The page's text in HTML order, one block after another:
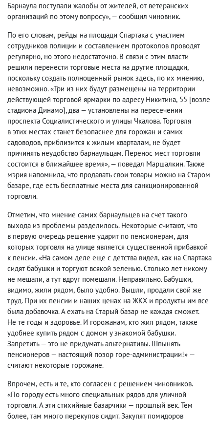
Барнаула поступали жалобы от жителей, от ветеранских
организаций по этому вопросу», — сообщил чиновник.
По его словам, рейды на площади Спартака с участием
сотрудников полиции и составлением протоколов проводят
регулярно, но этого недостаточно. В связи с этим власти
решили перенести торговые места на другие площадки,
поскольку создать полноценный рынок здесь, по их мнению,
невозможно. «Три из них будут размещены на территории
действующей торговой ярмарки по адресу Никитина, 55 [возле
стадиона Динамо], два — установлены на пересечении
проспекта Социалистического и улицы Чкалова. Торговля
в этих местах станет безопаснее для горожан и самих
садоводов, приблизится к жилым кварталам, не будет
причинять неудобство барнаульцам. Перенос мест торговли
состоится в ближайшее время», — поведал Маршалкин. Также
мэрия напомнила, что продавать свои товары можно на Старом
базаре, где есть бесплатные места для санкционированной
торговли.
Отметим, что мнение самих барнаульцев на счет такого
выхода из проблемы разделилось. Некоторые считают, что
в первую очередь решение ударит по пенсионерам, для
которых торговля на улице является существенной прибавкой
к пенсии. «На самом деле еще с детства видел, как на Спартака
сидят бабушки и торгуют всякой зеленью. Столько лет никому
не мешали, а тут вдруг помешали. Неправильно. Бабушки,
видимо, жили рядом, было удобно. Вышли, продали свой же
труд. При их пенсии и наших ценах на ЖКХ и продукты им все
была добавочка. А ехать на Старый базар не каждая сможет.
Не те годы и здоровье. И горожанам, кто жил рядом, также
удобнее купить рядом с домом у знакомой бабушки.
Запретить — это не придумать альтернативы. Шпынять
пенсионеров — настоящий позор горе-администрации!» —
считают некоторые горожане.
Впрочем, есть и те, кто согласен с решением чиновников.
«По городу есть много специальных рядов для уличной
торговли. А эти стихийные базарчики — прошлый век. Тем
более, там много перекупов сидит. Закупят помидоров